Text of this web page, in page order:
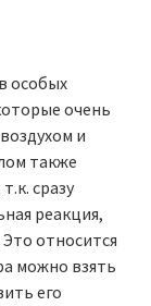
особых
очень
и
также
сразу
реакция,
относится
можно взять
его